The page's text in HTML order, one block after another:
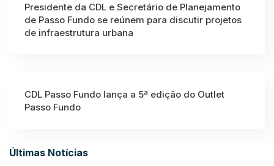
Presidente da CDL e Secretário de Planejamento
de Passo Fundo se reúnem para discutir projetos
de infraestrutura urbana
CDL Passo Fundo lança a 5ª edição do Outlet
Passo Fundo
Últimas Notícias